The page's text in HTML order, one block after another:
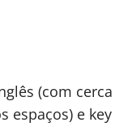
(com cerca
espaços) e key